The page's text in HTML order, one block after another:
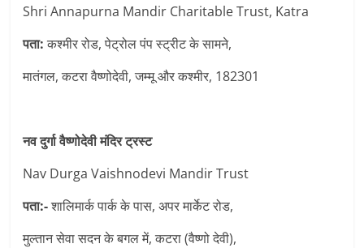
Shri Annapurna Mandir Charitable Trust, Katra
पता:कश्मीर रोड, पेट्रोल पंप स्ट्रीट के सामने,
मातंगल, कटरा वैष्णोदेवी, जम्मू और कश्मीर, 182301
नव दुर्गा वैष्णोदेवी मंदिर ट्रस्ट
Nav Durga Vaishnodevi Mandir Trust
पता:-शालिमार्क पार्क के पास, अपर मार्केट रोड,
मुल्तान सेवा सदन के बगल में, कटरा (वैष्णो देवी),